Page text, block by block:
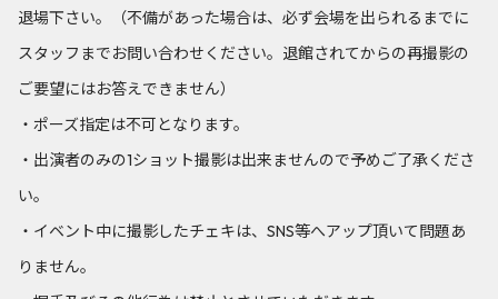
退場下さい。（不備があった場合は、必ず会場を出られるまでに
スタッフまでお問い合わせください。退館されてからの再撮影の
ご要望にはお答えできません）
・ポーズ指定は不可となります。
・出演者のみの1ショット撮影は出来ませんので予めご了承くださ
い。
・イベント中に撮影したチェキは、SNS等へアップ頂いて問題あ
りません。